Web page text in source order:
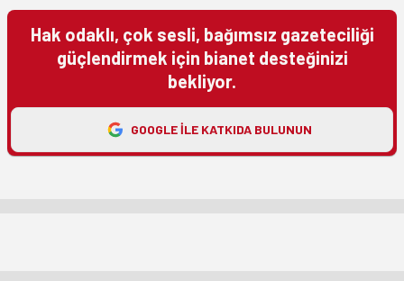
Hak odaklı, çok sesli, bağımsız gazeteciliği
güçlendirmek için bianet desteğinizi
bekliyor.
GOOGLE ILE KATKIDA BULUNUN